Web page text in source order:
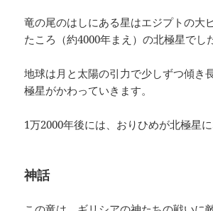
竜の尾のはしにある星はエジプトの大
たころ（約4000年まえ）の北極星でし
地球は月と太陽の引力で少しずつ傾き
極星がかわっていきます。
1万2000年後には、おりひめが北極星に
神話